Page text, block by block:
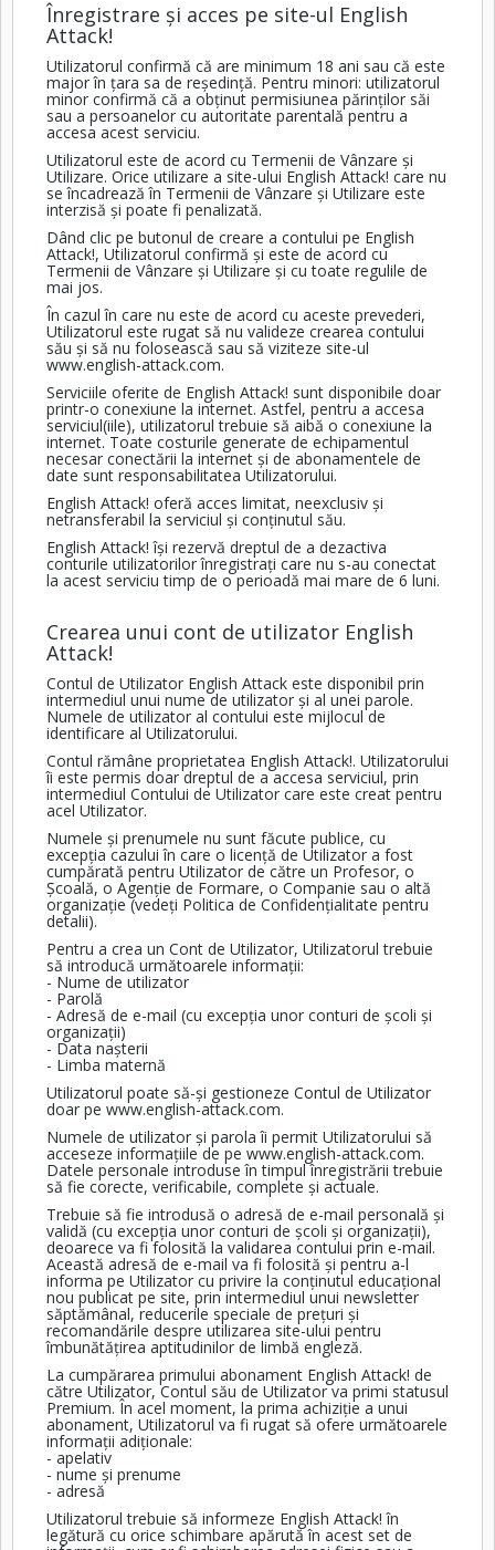
Înregistrare și acces pe site-ul English
Attack!
Utilizatorul confirmă că are minimum 18 ani sau că este
major în țara sa de reședință. Pentru minori: utilizatorul
minor confirmă că a obținut permisiunea părinților săi
sau a persoanelor cu autoritate parentală pentru a
accesa acest serviciu.
Utilizatorul este de acord cu Termenii de Vânzare și
Utilizare. Orice utilizare a site-ului English Attack! care nu
se încadrează în Termenii de Vânzare și Utilizare este
interzisă și poate fi penalizată.
Dând clic pe butonul de creare a contului pe English
Attack!, Utilizatorul confirmă și este de acord cu
Termenii de Vânzare și Utilizare și cu toate regulile de
mai jos.
În cazul în care nu este de acord cu aceste prevederi,
Utilizatorul este rugat să nu valideze crearea contului
său și să nu folosească sau să viziteze site-ul
www.english-attack.com.
Serviciile oferite de English Attack! sunt disponibile doar
printr-o conexiune la internet. Astfel, pentru a accesa
serviciul(iile), utilizatorul trebuie să aibă o conexiune la
internet. Toate costurile generate de echipamentul
necesar conectării la internet și de abonamentele de
date sunt responsabilitatea Utilizatorului.
English Attack! oferă acces limitat, neexclusiv și
netransferabil la serviciul și conținutul său.
English Attack! își rezervă dreptul de a dezactiva
conturile utilizatorilor înregistrați care nu s-au conectat
la acest serviciu timp de o perioadă mai mare de 6 luni.
Crearea unui cont de utilizator English
Attack!
Contul de Utilizator English Attack este disponibil prin
intermediul unui nume de utilizator și al unei parole.
Numele de utilizator al contului este mijlocul de
identificare al Utilizatorului.
Contul rămâne proprietatea English Attack!. Utilizatorului
îi este permis doar dreptul de a accesa serviciul, prin
intermediul Contului de Utilizator care este creat pentru
acel Utilizator.
Numele și prenumele nu sunt făcute publice, cu
excepția cazului în care o licență de Utilizator a fost
cumpărată pentru Utilizator de către un Profesor, o
Școală, o Agenție de Formare, o Companie sau o altă
organizație (vedeți Politica de Confidențialitate pentru
detalii).
Pentru a crea un Cont de Utilizator, Utilizatorul trebuie
să introducă următoarele informații:
- Nume de utilizator
- Parolă
- Adresă de e-mail (cu excepția unor conturi de școli și
organizații)
- Data nașterii
- Limba maternă
Utilizatorul poate să-și gestioneze Contul de Utilizator
doar pe www.english-attack.com.
Numele de utilizator și parola îi permit Utilizatorului să
acceseze informațiile de pe www.english-attack.com.
Datele personale introduse în timpul înregistrării trebuie
să fie corecte, verificabile, complete și actuale.
Trebuie să fie introdusă o adresă de e-mail personală și
validă (cu excepția unor conturi de școli și organizații),
deoarece va fi folosită la validarea contului prin e-mail.
Această adresă de e-mail va fi folosită și pentru a-l
informa pe Utilizator cu privire la conținutul educațional
nou publicat pe site, prin intermediul unui newsletter
săptămânal, reducerile speciale de prețuri și
recomandările despre utilizarea site-ului pentru
îmbunătățirea aptitudinilor de limbă engleză.
La cumpărarea primului abonament English Attack! de
către Utilizator, Contul său de Utilizator va primi statusul
Premium. În acel moment, la prima achiziție a unui
abonament, Utilizatorul va fi rugat să ofere următoarele
informații adiționale:
- apelativ
- nume și prenume
- adresă
Utilizatorul trebuie să informeze English Attack! în
legătură cu orice schimbare apărută în acest set de